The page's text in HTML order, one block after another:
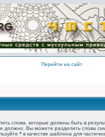
Перейти на сайт
слова, которые должны быть в
должно. Вы можете разделить слова
* в качестве шаблона для